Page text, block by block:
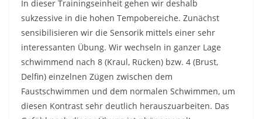
In dieser Trainingseinheit gehen wir deshalb
sukzessive in die hohen Tempobereiche. Zunächst
sensibilisieren wir die Sensorik mittels einer sehr
interessanten Übung. Wir wechseln in ganzer Lage
schwimmend nach 8 (Kraul, Rücken) bzw. 4 (Brust,
Delfin) einzelnen Zügen zwischen dem
Faustschwimmen und dem normalen Schwimmen, um
diesen Kontrast sehr deutlich herauszuarbeiten. Das